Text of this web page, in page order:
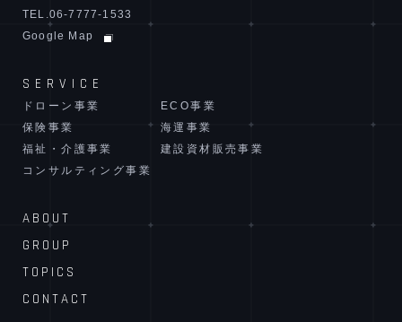
TEL.06-7777-1533
Google Map
SERVICE
ドローン事業
保険事業
福祉・介護事業
コンサルティング事業
ECO事業
海運事業
建設資材販売事業
ABOUT
GROUP
TOPICS
CONTACT